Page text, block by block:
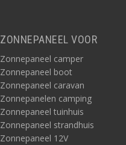
ZONNEPANEEL VOOR
Zonnepaneel camper
Zonnepaneel boot
Zonnepaneel caravan
Zonnepanelen camping
Zonnepaneel tuinhuis
Zonnepaneel strandhuis
Zonnepaneel 12V